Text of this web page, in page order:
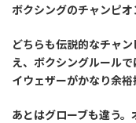
ボクシングのチャンピオ
どちらも伝説的なチャ
え、ボクシングルール
イウェザーがかなり余裕
あとはグローブも違う